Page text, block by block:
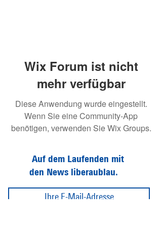
Wix Forum ist nicht
mehr verfügbar
Diese Anwendung wurde eingestellt.
Wenn Sie eine Community-App
benötigen, verwenden Sie Wix Groups.
Auf dem Laufenden mit
den News liberaublau.